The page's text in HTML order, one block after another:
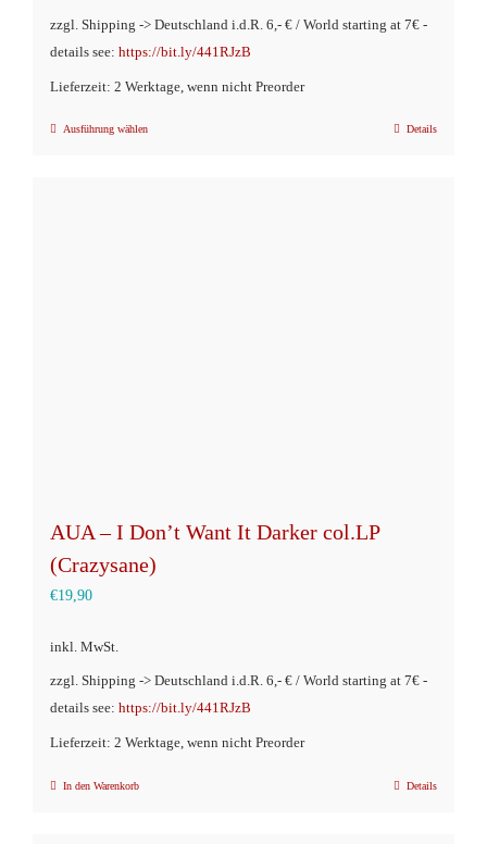
zzgl. Shipping -> Deutschland i.d.R. 6,- € / World starting at 7€ -
details see: https://bit.ly/441RJzB
Lieferzeit: 2 Werktage, wenn nicht Preorder
Ausführung wählenDieses
werden
Details
AUA – I Don’t Want It Darker col.LP
(Crazysane)
€19,90
inkl. MwSt.
zzgl. Shipping -> Deutschland i.d.R. 6,- € / World starting at 7€ -
details see: https://bit.ly/441RJzB
Lieferzeit: 2 Werktage, wenn nicht Preorder
In den Warenkorb Details